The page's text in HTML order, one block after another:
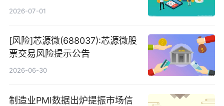
2026-07-01
[风险]芯源微(688037):芯源微股
票交易风险提示公告
2026-06-30
制造业PMI数据出炉提振市场信